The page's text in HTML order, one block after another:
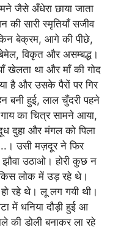
जैसे अँधेरा छाया जाता
सारी स्मृतियाँ सजीव
बेक्रम, आगे की पीछे,
विकृत और असम्बद्ध।
खेलता था और माँ की गोद
है और उसके पैरों पर गिर
बनी हुई, लाल चुँदरी पहने
का चित्र सामने आया,
दुहा और मंगल को पिला
..। उसी मज़दूर ने फिर
झौवा उठाओ। होरी कुछ न
लोक में उड़ रहे थे।
रहे थे। लू लग गयी थी।
में धनिया दौड़ी हुई आ
की डोली बनाकर ला रहे